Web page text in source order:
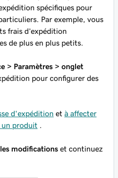
spécifiques pour
Par exemple, vous
frais d’expédition
de plus en plus petits.
> Paramètres > onglet
pour configurer des
d'expédition et à affecter
un produit
modifications et continuez